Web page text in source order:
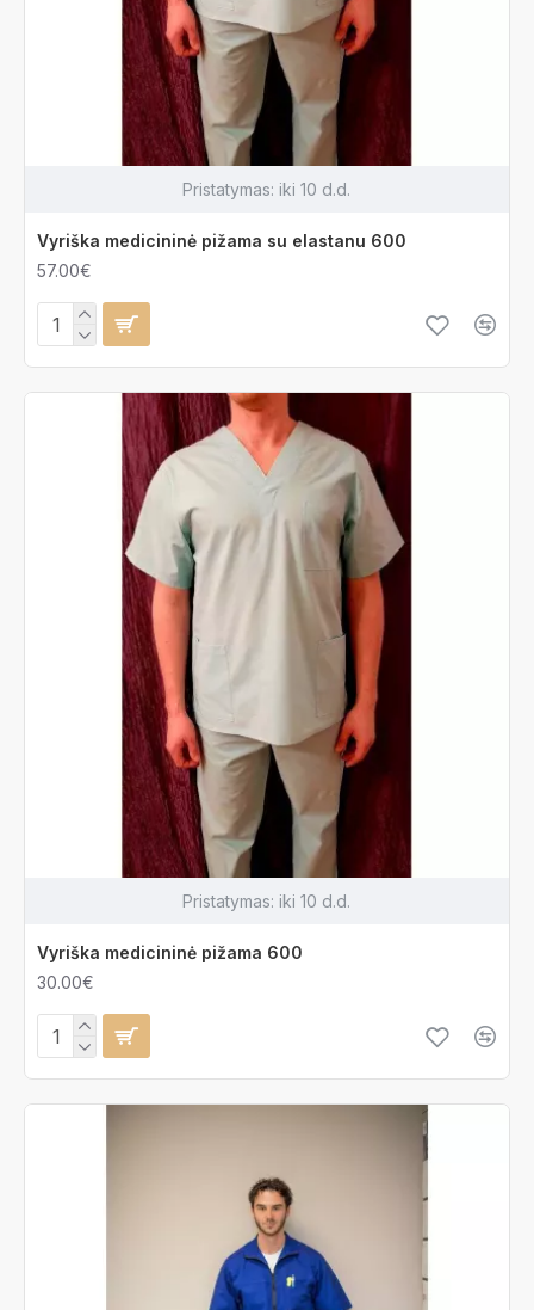
Pristatymas: iki 10 d.d.
Vyriška medicininė pižama su elastanu 600
57.00€
Pristatymas: iki 10 d.d.
Vyriška medicininė pižama 600
30.00€